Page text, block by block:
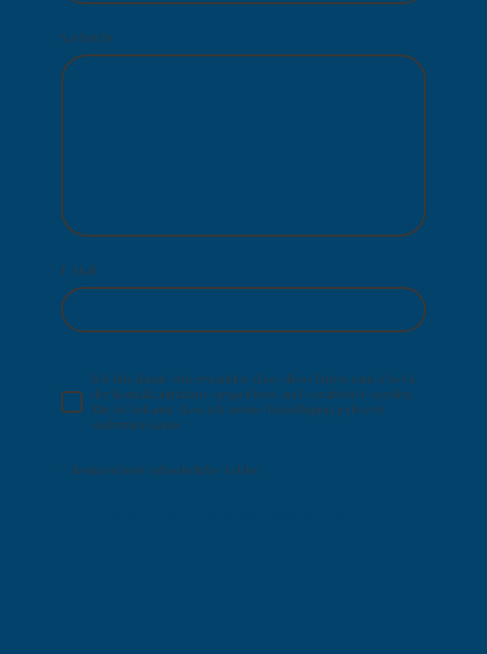
Nachricht
E-Mail
Ich bin damit einverstanden, dass diese Daten zum Zweck
der Kontaktaufnahme gespeichert und verarbeitet werden.
Mir ist bekannt, dass ich meine Einwilligung jederzeit
widerrufen kann.
* Kennzeichnet erforderliche Felder